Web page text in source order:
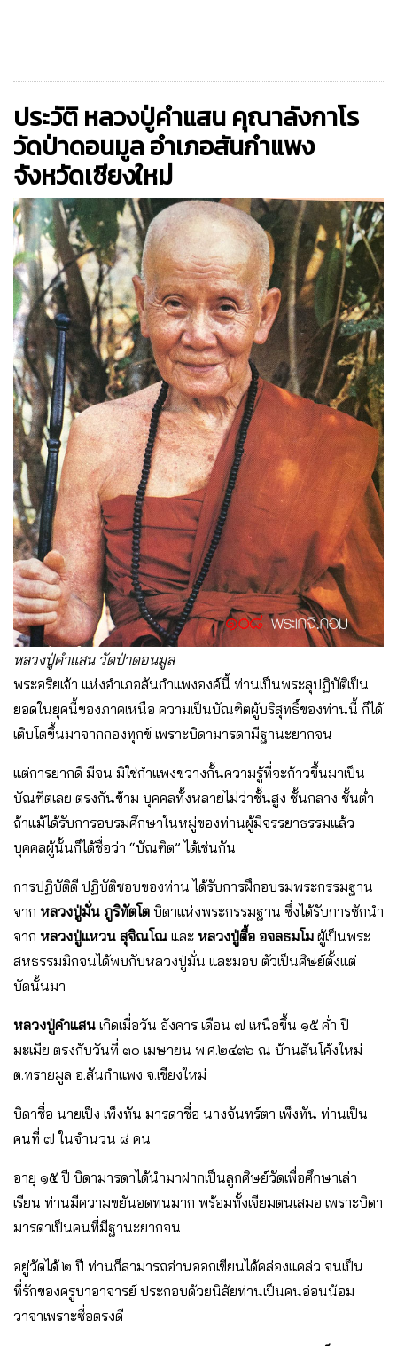
ประวัติ หลวงปู่คำแสน คุณาลังกาโร
วัดป่าดอนมูล อำเภอสันกำแพง
จังหวัดเชียงใหม่
หลวงปู่คำแสน วัดป่าดอนมูล
พระอริยเจ้า แห่งอำเภอสันกําแพงองค์นี้ ท่านเป็นพระสุปฏิบัติเป็น
ยอดในยุคนี้ของภาคเหนือ ความเป็นบัณฑิตผู้บริสุทธิ์ของท่านนี้ ก็ได้
เติบโตขึ้นมาจากกองทุกข์ เพราะบิดามารดามีฐานะยากจน
แต่การยากดี มีจน มิใช่กําแพงขวางกั้นความรู้ที่จะก้าวขึ้นมาเป็น
บัณฑิตเลย ตรงกันข้าม บุคคลทั้งหลายไม่ว่าชั้นสูง ชั้นกลาง ชั้นต่ํา
ถ้าแม้ได้รับการอบรมศึกษาในหมู่ของท่านผู้มีจรรยาธรรมแล้ว
บุคคลผู้นั้นก็ได้ชื่อว่า “บัณฑิต” ได้เช่นกัน
การปฏิบัติดี ปฏิบัติชอบของท่าน ได้รับการฝึกอบรมพระกรรมฐาน
จาก หลวงปู่มั่น ภูริทัตโต บิดาแห่งพระกรรมฐาน ซึ่งได้รับการชักนํา
จาก หลวงปู่แหวน สุจิณโณ และ หลวงปู่ตื้อ อจลธมโม ผู้เป็นพระ
สหธรรมมิกจนได้พบกับหลวงปู่มั่น และมอบ ตัวเป็นศิษย์ตั้งแต่
บัดนั้นมา
หลวงปู่คําแสน เกิดเมื่อวัน อังคาร เดือน ๗ เหนือขึ้น ๑๕ ค่ํา ปี
มะเมีย ตรงกับวันที่ ๓๐ เมษายน พ.ศ.๒๔๓๖ ณ บ้านสันโค้งใหม่
ต.ทรายมูล อ.สันกําแพง จ.เชียงใหม่
บิดาชื่อ นายเป็ง เพ็งทัน มารดาชื่อ นางจันทร์ตา เพ็งทัน ท่านเป็น
คนที่ ๗ ในจํานวน ๘ คน
อายุ ๑๕ ปี บิดามารดาได้นํามาฝากเป็นลูกศิษย์วัดเพื่อศึกษาเล่า
เรียน ท่านมีความขยันอดทนมาก พร้อมทั้งเจียมตนเสมอ เพราะบิดา
มารดาเป็นคนที่มีฐานะยากจน
อยู่วัดได้ ๒ ปี ท่านก็สามารถอ่านออกเขียนได้คล่องแคล่ว จนเป็น
ที่รักของครูบาอาจารย์ ประกอบด้วยนิสัยท่านเป็นคนอ่อนน้อม
วาจาเพราะซื่อตรงดี